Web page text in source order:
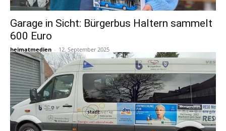
Garage in Sicht: Bürgerbus Haltern sammelt
600 Euro
heimatmedien - 12. September 2025